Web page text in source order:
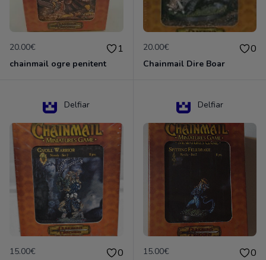
20.00€ 1
chainmail ogre penitent
20.00€ 0
Chainmail Dire Boar
Delfiar
15.00€ 0
Delfiar
15.00€ 0